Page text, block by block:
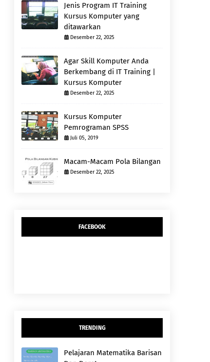
Jenis Program IT Training
Kursus Komputer yang
ditawarkan
Desember 22, 2025
Agar Skill Komputer Anda
Berkembang di IT Training |
Kursus Komputer
Desember 22, 2025
Kursus Komputer
Pemrograman SPSS
Juli 05, 2019
Macam-Macam Pola Bilangan
Desember 22, 2025
FACEBOOK
TRENDING
Pelajaran Matematika Barisan